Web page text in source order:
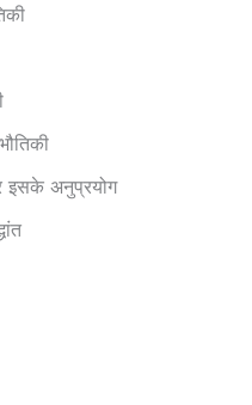
इसके अनुप्रयोग